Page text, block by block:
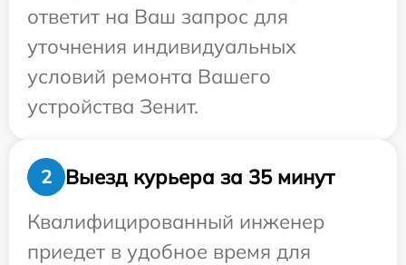
ответит на Ваш запрос для
уточнения индивидуальных
условий ремонта Вашего
устройства Зенит.
2
Выезд курьера за 35 минут
Квалифицированный инженер
приедет в удобное время для